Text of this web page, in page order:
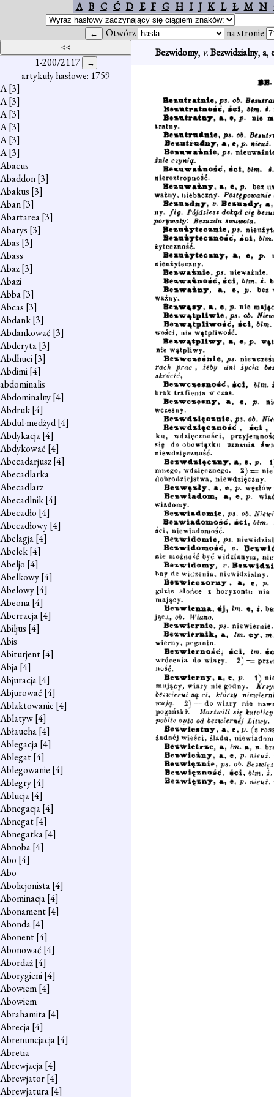
A B C Ć D E F G H I J K L Ł M N
Otwórz na stronie
1-200/2117
artykuły hasłowe: 1759
A[3]
A[3]
A[3]
A[3]
A[3]
A[3]
Abacus
Abaddon[3]
Abakus [3]
Aban[3]
Abartarea[3]
Abarys [3]
Abas [3]
Abass
Abaz[3]
Abazi
Abba[3]
Abcas [3]
Abdank[3]
Abdankować [3]
Abderyta[3]
Abdhuci[3]
Abdimi[4]
abdominalis
Abdominalny[4]
Abdruk[4]
Abdul-medżyd[4]
Abdykacja[4]
Abdykować [4]
Abecadarjusz[4]
Abecadlarka
Abecadlarz
Abecadlnik[4]
Abecadło [4]
Abecadłowy[4]
Abelagja[4]
Abelek[4]
Abeljo [4]
Abelkowy[4]
Abelowy[4]
Abeona[4]
Aberracja[4]
Abiljus [4]
Abis
Abiturjent[4]
Abja[4]
Abjuracja[4]
Abjurować [4]
Ablaktowanie [4]
Ablatyw[4]
Abłaucha[4]
Ablegacja[4]
Ablegat[4]
Ablegowanie [4]
Ablegry[4]
Ablucja[4]
Abnegacja[4]
Abnegat[4]
Abnegatka[4]
Abnoba[4]
Abo [4]
Abo
Abolicjonista[4]
Abominacja[4]
Abonament[4]
Abonda[4]
Abonent[4]
Abonować [4]
Abordaż[4]
Aborygieni[4]
Abowiem[4]
Abowiem
Abrahamita[4]
Abrecja[4]
Abrenuncjacja[4]
Abretia
Abrewjacja[4]
Abrewjator[4]
Abrewjatura[4]
Bezwidomy, v.Bezwidzialny,a,